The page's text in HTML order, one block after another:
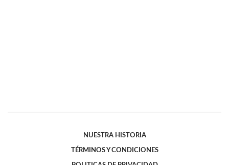
NUESTRA HISTORIA
TÉRMINOS Y CONDICIONES